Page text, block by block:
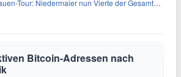
Tour: Niedermaier nun Vierte der Gesamtwertung
Bitcoin-Adressen nach